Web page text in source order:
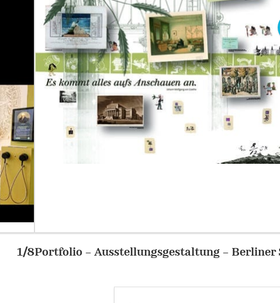
– Wandcollage A. v. Humboldt